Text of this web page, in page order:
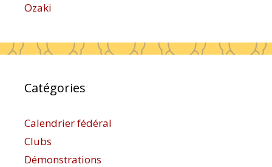
Ozaki
Catégories
Calendrier fédéral
Clubs
Démonstrations